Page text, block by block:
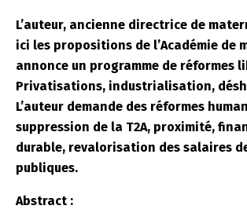
L’auteur, ancienne directrice de
ici les propositions de l’Académie de
annonce un programme de réformes
Privatisations, industrialisation,
L’auteur demande des réformes
suppression de la T2A, proximité,
durable, revalorisation des salaires
publiques.
Abstract :